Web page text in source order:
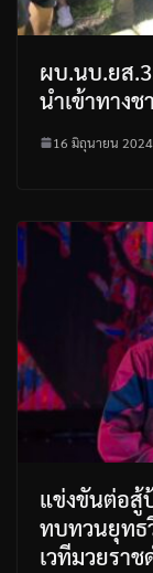
ผบ.นบ.ยส
นำเข้าทาง
16 มิถุนายน 2024
แข่งขันต่อสู้
ทบทวนยุทธ
เวทีมวยราช